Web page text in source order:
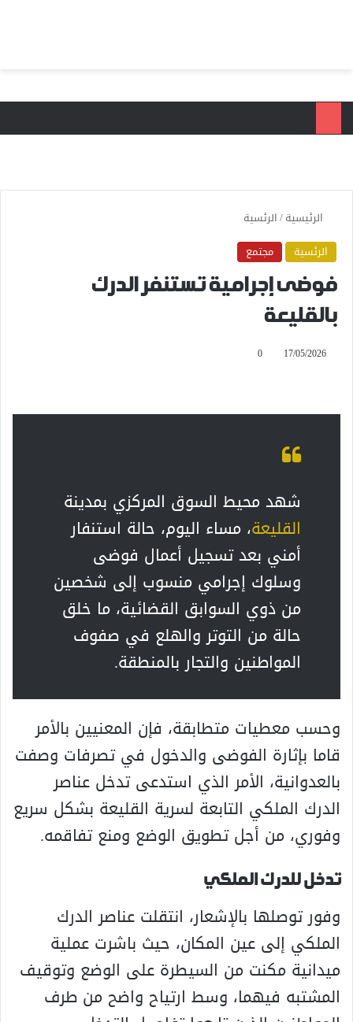
الرئيسية/الرئسية
الرئسية
مجتمع
فوضى إجرامية تستنفر الدرك
بالقليعة
17/05/2026
0
شهد محيط السوق المركزي بمدينة
القليعة، مساء اليوم، حالة استنفار
أمني بعد تسجيل أعمال فوضى
وسلوك إجرامي منسوب إلى شخصين
من ذوي السوابق القضائية، ما خلق
حالة من التوتر والهلع في صفوف
المواطنين والتجار بالمنطقة.
وحسب معطيات متطابقة، فإن المعنيين بالأمر
قاما بإثارة الفوضى والدخول في تصرفات وصفت
بالعدوانية، الأمر الذي استدعى تدخل عناصر
الدرك الملكي التابعة لسرية القليعة بشكل سريع
وفوري، من أجل تطويق الوضع ومنع تفاقمه.
تدخل للدرك الملكي
وفور توصلها بالإشعار، انتقلت عناصر الدرك
الملكي إلى عين المكان، حيث باشرت عملية
ميدانية مكنت من السيطرة على الوضع وتوقيف
المشتبه فيهما، وسط ارتياح واضح من طرف